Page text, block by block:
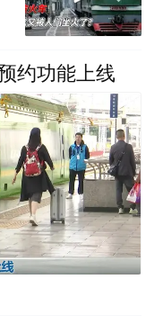
约功能上线